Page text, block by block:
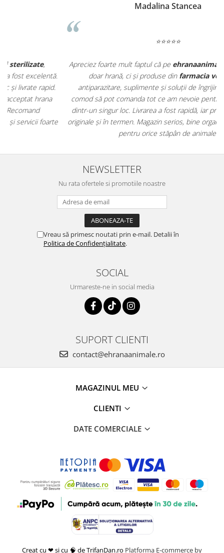
Madalina Stancea
Apreciez foarte mult faptul că pe ehranaanimale.rogăsesc nu
doar hrană, ci și produse dinfarmacia veterinară:
antiparazitare, suplimente și soluții de îngrijire. Este foarte
comod să pot comanda tot ce am nevoie pentru animalul meu
dintr-un singur loc. Livrarea a fost rapidă, iar produsele au fost
originale și în termen. Magazin serios, bine organizat și foarte util
pentru orice stăpân de animale.
NEWSLETTER
Nu rata ofertele si promotiile noastre
Vreau să primesc noutati prin e-mail. Detalii în
Politica de Confidențialitate.
SOCIAL
Urmareste-ne in social media
SUPORT CLIENTI
contact@ehranaanimale.ro
MAGAZINUL MEU
CLIENTI
DATE COMERCIALE
Creat cu ❤ și cu 🧠 de TrifanDan.ro Platforma E-commerce by